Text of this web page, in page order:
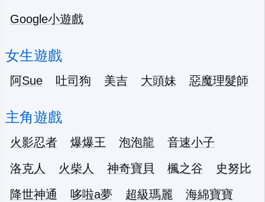
Google小遊戲
女生遊戲
阿Sue 吐司狗 美吉 大頭妹 惡魔理髮師
主角遊戲
火影忍者 爆爆王 泡泡龍
音速小子
洛克人
火柴人 神奇寶貝 楓之谷
史努比
降世神通
哆啦a夢 超級瑪麗
海綿寶寶